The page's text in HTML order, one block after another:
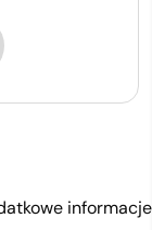
informacje